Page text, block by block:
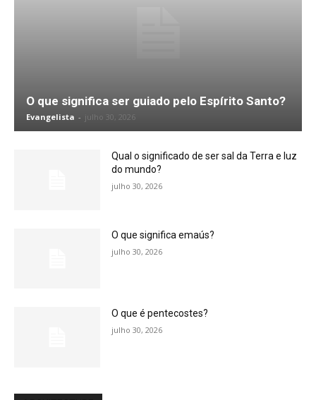
O que significa ser guiado pelo Espírito Santo?
Evangelista - julho 30, 2026
Qual o significado de ser sal da Terra e luz
do mundo?
julho 30, 2026
O que significa emaús?
julho 30, 2026
O que é pentecostes?
julho 30, 2026